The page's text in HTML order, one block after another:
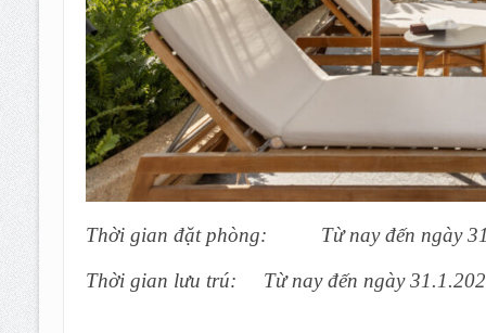
Thời gian đặt phòng: Từ nay đến ngày
Thời gian lưu trú: Từ nay đến ngày 31.1.202